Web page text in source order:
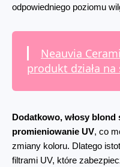
odpowiedniego poziomu
Neauvia
produkt działa na
Dodatkowo, włosy
promieniowanie UV, co
zmiany koloru. Dlatego
filtrami UV, które